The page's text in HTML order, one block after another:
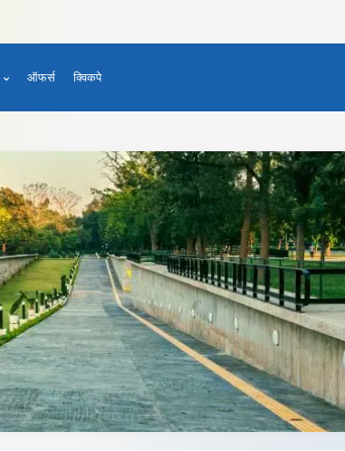
ऑफर्स क्विकपे